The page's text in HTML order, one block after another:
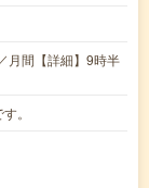
月間【詳細】9時半
。